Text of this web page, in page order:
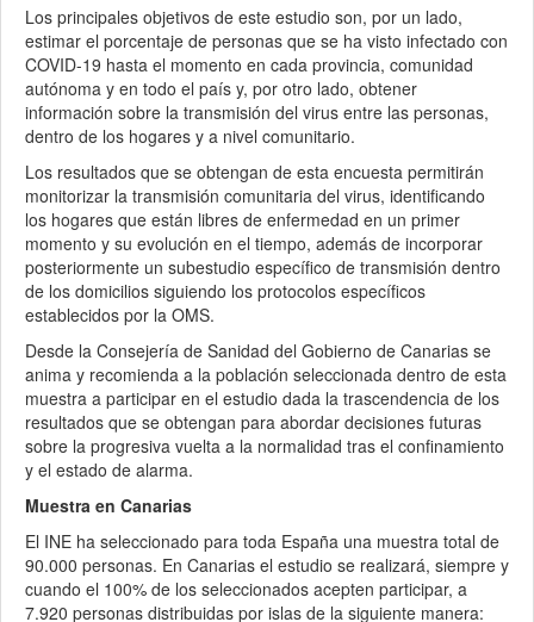
Los principales objetivos de este estudio son, por un lado,
estimar el porcentaje de personas que se ha visto infectado con
COVID-19 hasta el momento en cada provincia, comunidad
autónoma y en todo el país y, por otro lado, obtener
información sobre la transmisión del virus entre las personas,
dentro de los hogares y a nivel comunitario.
Los resultados que se obtengan de esta encuesta permitirán
monitorizar la transmisión comunitaria del virus, identificando
los hogares que están libres de enfermedad en un primer
momento y su evolución en el tiempo, además de incorporar
posteriormente un subestudio específico de transmisión dentro
de los domicilios siguiendo los protocolos específicos
establecidos por la OMS.
Desde la Consejería de Sanidad del Gobierno de Canarias se
anima y recomienda a la población seleccionada dentro de esta
muestra a participar en el estudio dada la trascendencia de los
resultados que se obtengan para abordar decisiones futuras
sobre la progresiva vuelta a la normalidad tras el confinamiento
y el estado de alarma.
Muestra en Canarias
El INE ha seleccionado para toda España una muestra total de
90.000 personas. En Canarias el estudio se realizará, siempre y
cuando el 100% de los seleccionados acepten participar, a
7.920 personas distribuidas por islas de la siguiente manera: